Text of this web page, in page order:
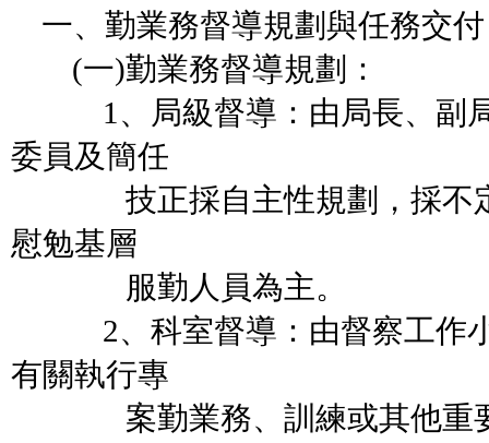
一、勤業務督導規劃與任務交
(一)勤業務督導規劃：
1、局級督導：由局長、副局
委員及簡任
技正採自主性規劃，採不定
慰勉基層
服勤人員為主。
2、科室督導：由督察工作小
有關執行專
案勤業務、訓練或其他重要